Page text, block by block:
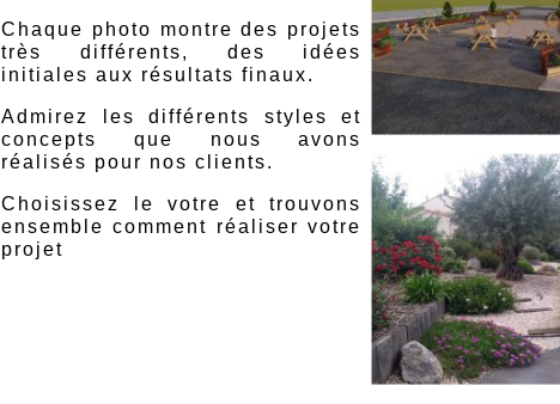
Chaque photo montre des projets
très différents, des idées
initiales aux résultats finaux.
Admirez les différents styles et
concepts que nous avons
réalisés pour nos clients.
Choisissez le votre et trouvons
ensemble comment réaliser votre
projet